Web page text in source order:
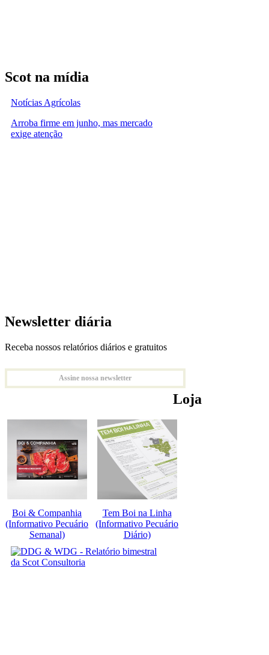
Scot na mídia
Notícias Agrícolas
Arroba firme em junho, mas mercado
exige atenção
Newsletter diária
Receba nossos relatórios diários e gratuitos
Assine nossa newsletter
Loja
Boi & Companhia
(Informativo Pecuário
Semanal)
Tem Boi na Linha
(Informativo Pecuário
Diário)